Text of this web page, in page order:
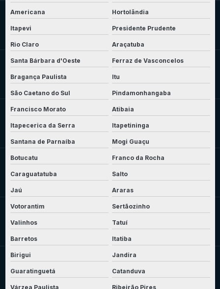
Americana Hortolândia
Itapevi Presidente Prudente
Rio Claro Araçatuba
Santa Bárbara d'Oeste Ferraz de Vasconcelos
Bragança Paulista Itu
São Caetano do Sul Pindamonhangaba
Francisco Morato Atibaia
Itapecerica da Serra Itapetininga
Santana de Parnaíba Mogi Guaçu
Botucatu Franco da Rocha
Caraguatatuba Salto
Jaú Araras
Votorantim Sertãozinho
Valinhos Tatuí
Barretos Itatiba
Birigui Jandira
Guaratinguetá Catanduva
Várzea Paulista Ribeirão Pires